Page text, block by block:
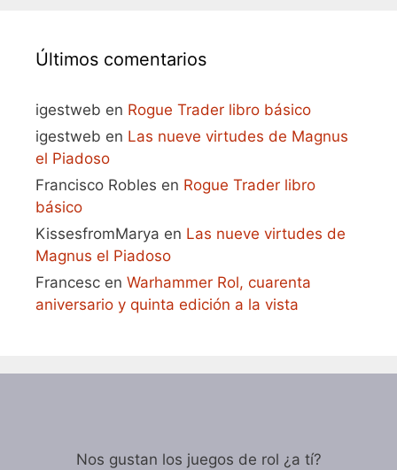
Últimos comentarios
igestweb en Rogue Trader libro básico
igestweb en Las nueve virtudes de Magnus
el Piadoso
Francisco Robles en Rogue Trader libro
básico
KissesfromMarya en Las nueve virtudes de
Magnus el Piadoso
Francesc en Warhammer Rol, cuarenta
aniversario y quinta edición a la vista
Nos gustan los juegos de rol ¿a tí?